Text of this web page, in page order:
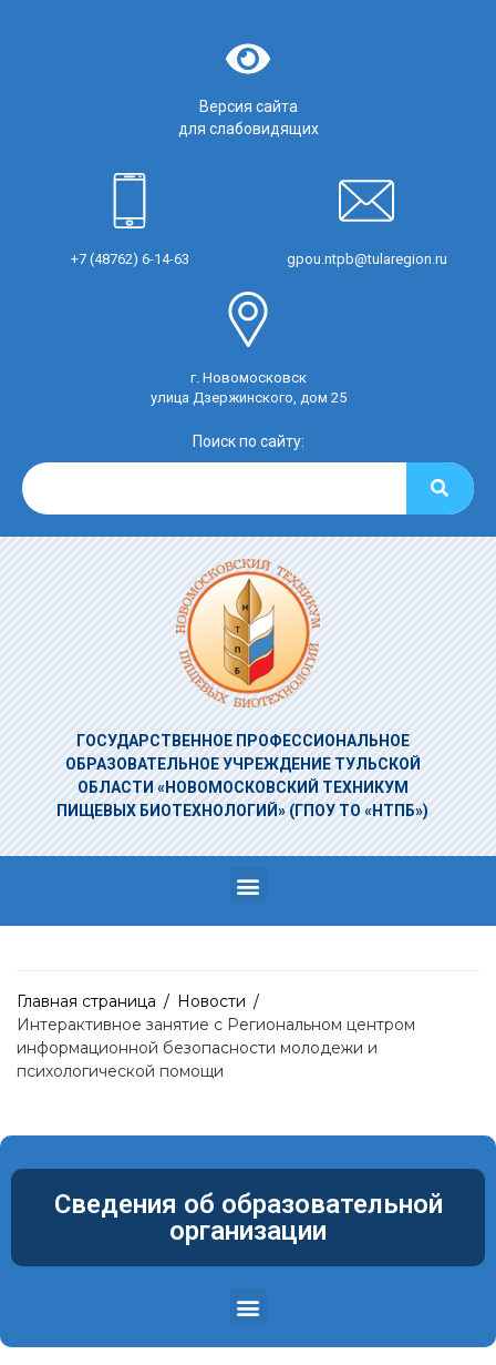
Версия сайта
для слабовидящих
+7 (48762) 6-14-63 gpou.ntpb@tularegion.ru
г. Новомосковск
улица Дзержинского, дом 25
Поиск по сайту:
ГОСУДАРСТВЕННОЕ ПРОФЕССИОНАЛЬНОЕ
ОБРАЗОВАТЕЛЬНОЕ УЧРЕЖДЕНИЕТУЛЬСКОЙ
ОБЛАСТИ «НОВОМОСКОВСКИЙ ТЕХНИКУМ
ПИЩЕВЫХ БИОТЕХНОЛОГИЙ» (ГПОУ ТО «НТПБ»)
Главная страница / Новости /
Интерактивное занятие с Региональном центром
информационной безопасности молодежи и
психологической помощи
Сведения об образовательной
организации